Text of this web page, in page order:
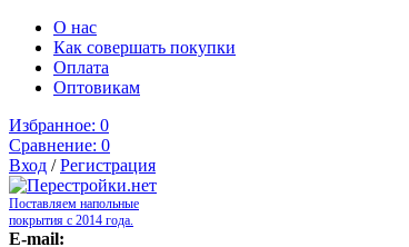
О нас
Как совершать покупки
Оплата
Оптовикам
Избранное: 0
Сравнение: 0
Вход /Регистрация
Поставляем напольные
покрытия с 2014 года.
E-mail: